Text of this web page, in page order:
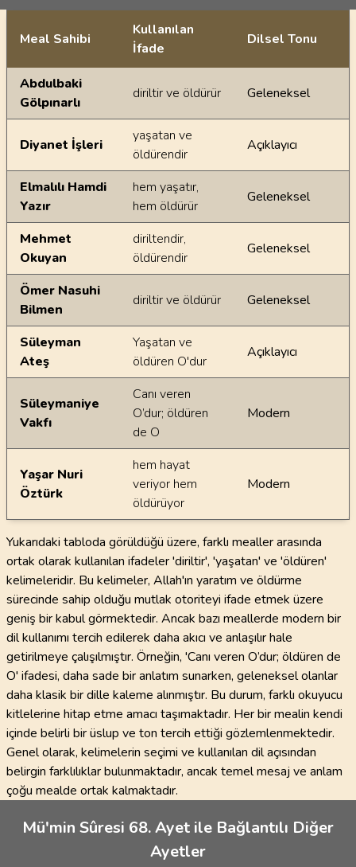
Ayetin meallerindeki dilsel farklılıklar
Meal Sahibi
Kullanılan
İfade
Dilsel Tonu
Abdulbaki
Gölpınarlı
diriltir ve öldürür Geleneksel
Diyanet İşleri
yaşatan ve
öldürendir
Açıklayıcı
Elmalılı Hamdi
Yazır
hem yaşatır,
hem öldürür
Geleneksel
Mehmet
Okuyan
diriltendir,
öldürendir
Geleneksel
Ömer Nasuhi
Bilmen
diriltir ve öldürür Geleneksel
Süleyman
Ateş
Yaşatan ve
öldüren O'dur
Açıklayıcı
Süleymaniye
Vakfı
Canı veren
O’dur; öldüren
de O
Modern
Yaşar Nuri
Öztürk
hem hayat
veriyor hem
öldürüyor
Modern
Yukarıdaki tabloda görüldüğü üzere, farklı mealler arasında
ortak olarak kullanılan ifadeler 'diriltir', 'yaşatan' ve 'öldüren'
kelimeleridir. Bu kelimeler, Allah'ın yaratım ve öldürme
sürecinde sahip olduğu mutlak otoriteyi ifade etmek üzere
geniş bir kabul görmektedir. Ancak bazı meallerde modern bir
dil kullanımı tercih edilerek daha akıcı ve anlaşılır hale
getirilmeye çalışılmıştır. Örneğin, 'Canı veren O’dur; öldüren de
O' ifadesi, daha sade bir anlatım sunarken, geleneksel olanlar
daha klasik bir dille kaleme alınmıştır. Bu durum, farklı okuyucu
kitlelerine hitap etme amacı taşımaktadır. Her bir mealin kendi
içinde belirli bir üslup ve ton tercih ettiği gözlemlenmektedir.
Genel olarak, kelimelerin seçimi ve kullanılan dil açısından
belirgin farklılıklar bulunmaktadır, ancak temel mesaj ve anlam
çoğu mealde ortak kalmaktadır.
Mü'min Sûresi 68. Ayet ile Bağlantılı Diğer
Ayetler